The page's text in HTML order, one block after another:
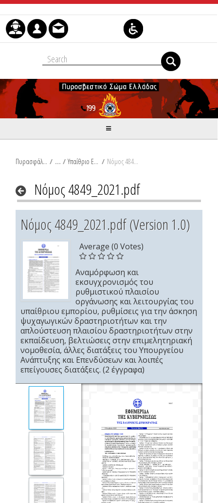
Skip to Content
Πυρασφάλεια / Υπαίθριο Εμπόριο, Ψυχαγωγικές Δραστηριότητες / Νόμος 4849_2021.pdf
Νόμος 4849_2021.pdf
Νόμος 4849_2021.pdf (Version 1.0)
Average (0 Votes)
Αναμόρφωση και
εκσυγχρονισμός του
ρυθμιστικού πλαισίου
οργάνωσης και λειτουργίας του
υπαίθριου εμπορίου, ρυθμίσεις για την άσκηση
ψυχαγωγικών δραστηριοτήτων και την
απλούστευση πλαισίου δραστηριοτήτων στην
εκπαίδευση, βελτιώσεις στην επιμελητηριακή
νομοθεσία, άλλες διατάξεις του Υπουργείου
Ανάπτυξης και Επενδύσεων και λοιπές
επείγουσες διατάξεις. (2 έγγραφα)